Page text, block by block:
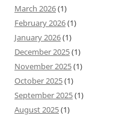
March 2026(1)
February 2026(1)
January 2026(1)
December 2025(1)
November 2025(1)
October 2025(1)
September 2025(1)
August 2025(1)